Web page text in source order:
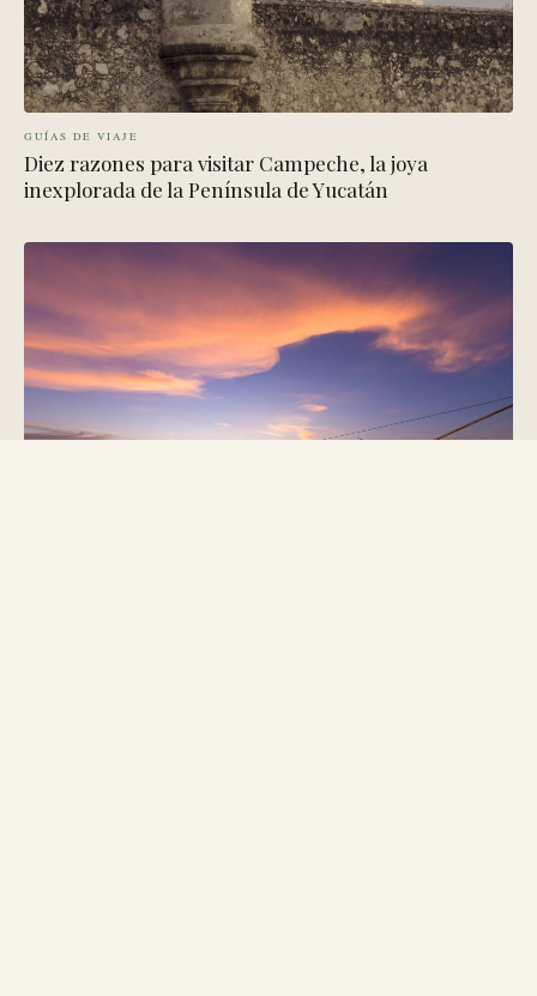
GUÍAS DE VIAJE
Diez razones para visitar Campeche, la joya
inexplorada de la Península de Yucatán